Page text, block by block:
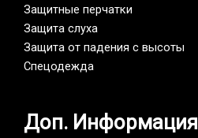
Защитные перчатки
Защита слуха
Защита от падения с высоты
Спецодежда
Доп. Информация